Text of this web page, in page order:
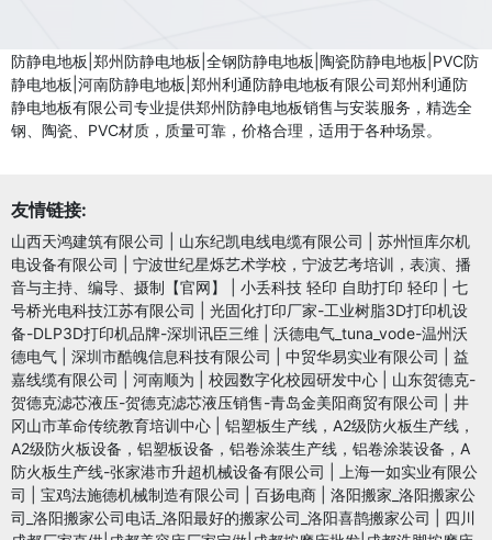
防静电地板|郑州防静电地板|全钢防静电地板|陶瓷防静电地板|PVC防
静电地板|河南防静电地板|郑州利通防静电地板有限公司郑州利通防
静电地板有限公司专业提供郑州防静电地板销售与安装服务，精选全
钢、陶瓷、PVC材质，质量可靠，价格合理，适用于各种场景。
友情链接:
山西天鸿建筑有限公司 山东纪凯电线电缆有限公司
苏州恒库尔机
电设备有限公司
宁波世纪星烁艺术学校，宁波艺考培训，表演、播
音与主持、编导、摄制【官网】
小丢科技 轻印 自助打印 轻印
七
号桥光电科技江苏有限公司
光固化打印厂家-工业树脂3D打印机设
备-DLP3D打印机品牌-深圳讯臣三维
沃德电气_tuna_vode-温州沃
德电气
深圳市酷魄信息科技有限公司 中贸华易实业有限公司
益
嘉线缆有限公司
河南顺为 校园数字化校园研发中心
山东贺德克-
贺德克滤芯液压-贺德克滤芯液压销售-青岛金美阳商贸有限公司
井
冈山市革命传统教育培训中心
铝塑板生产线，A2级防火板生产线，
A2级防火板设备，铝塑板设备，铝卷涂装生产线，铝卷涂装设备，A
防火板生产线-张家港市升超机械设备有限公司
上海一如实业有限公
司
宝鸡法施德机械制造有限公司 百扬电商
洛阳搬家_洛阳搬家公
司_洛阳搬家公司电话_洛阳最好的搬家公司_洛阳喜鹊搬家公司
四川